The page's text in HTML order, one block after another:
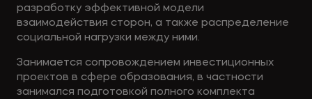
разработку эффективной модели
взаимодействия сторон, а также распределение
социальной нагрузки между ними.
Занимается сопровождением инвестиционных
проектов в сфере образования, в частности
занимался подготовкой полного комплекта